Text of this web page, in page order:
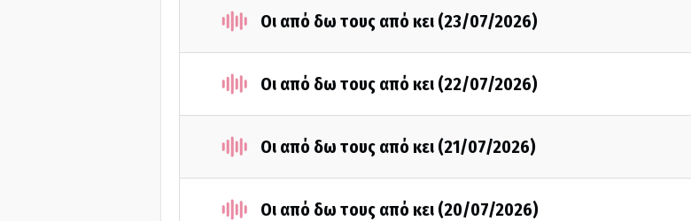
Οι από δω τους από κει (23/07/2026)
Οι από δω τους από κει (22/07/2026)
Οι από δω τους από κει (21/07/2026)
Οι από δω τους από κει (20/07/2026)